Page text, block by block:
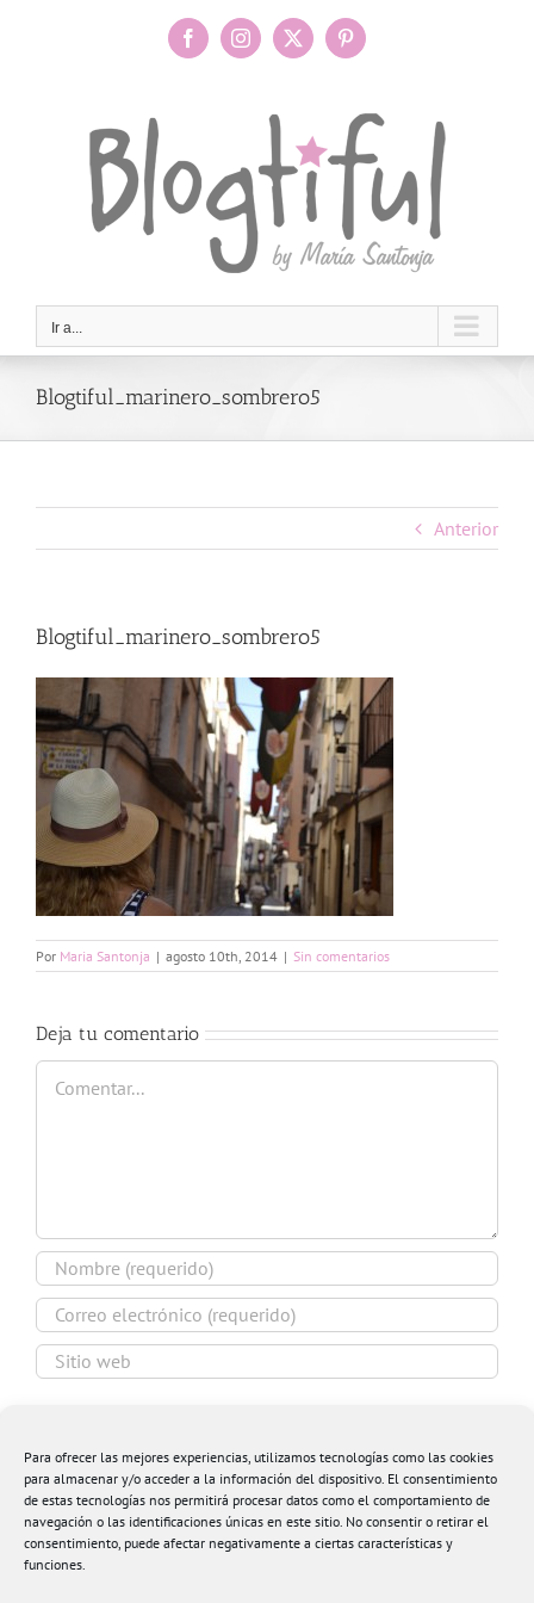
Para ofrecer las mejores experiencias, utilizamos tecnologías como las cookies
para almacenar y/o acceder a la información del dispositivo. El consentimiento
de estas tecnologías nos permitirá procesar datos como el comportamiento de
navegación o las identificaciones únicas en este sitio. No consentir o retirar el
consentimiento, puede afectar negativamente a ciertas características y
funciones.
FacebookInstagram
X Pinterest
Ir a...
Blogtiful_marinero_sombrero5
Anterior
Blogtiful_marinero_sombrero5
Por Maria Santonja | agosto 10th, 2014 | Sin comentarios
Deja tu comentario
Comentar
navegador para la próxima vez que comente.